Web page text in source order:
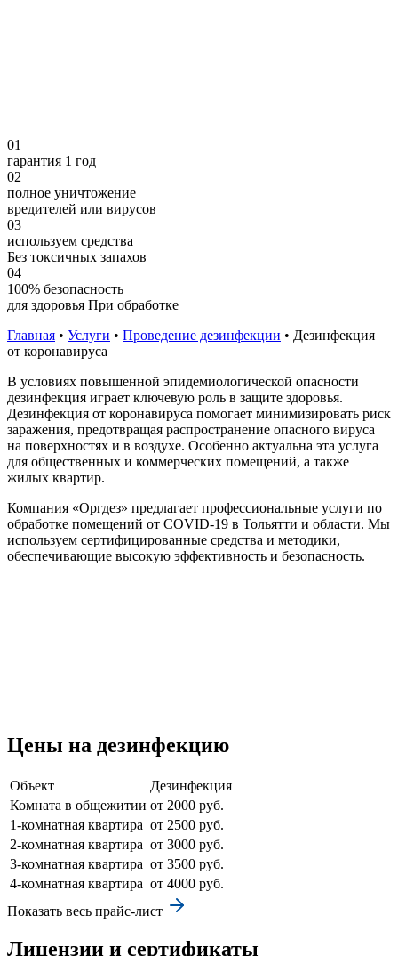
01
гарантия 1 год
02
полное уничтожение
вредителей или вирусов
03
используем средства
Без токсичных запахов
04
100% безопасность
для здоровья При обработке
Главная • Услуги • Проведение дезинфекции • Дезинфекция
от коронавируса
В условиях повышенной эпидемиологической опасности
дезинфекция играет ключевую роль в защите здоровья.
Дезинфекция от коронавируса помогает минимизировать риск
заражения, предотвращая распространение опасного вируса
на поверхностях и в воздухе. Особенно актуальна эта услуга
для общественных и коммерческих помещений, а также
жилых квартир.
Компания «Оргдез» предлагает профессиональные услуги по
обработке помещений от COVID-19 в Тольятти и области. Мы
используем сертифицированные средства и методики,
обеспечивающие высокую эффективность и безопасность.
Цены на дезинфекцию
Объект
Дезинфекция
Комната в общежитии от 2000 руб.
1-комнатная квартира от 2500 руб.
2-комнатная квартира от 3000 руб.
3-комнатная квартира от 3500 руб.
4-комнатная квартира от 4000 руб.
Показать весь прайс-лист
Лицензии и сертификаты